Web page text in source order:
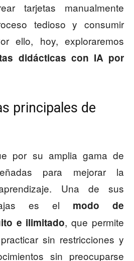
tarjetas manualmente
tedioso y consumir
ello, hoy, exploraremos
didácticas con IA por
principales de
por su amplia gama de
para mejorar la
Una de sus
es el modo de
e ilimitado, que permite
sin restricciones y
sin preocuparse